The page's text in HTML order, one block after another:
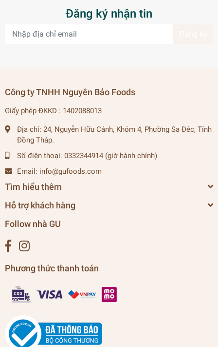
Đăng ký nhận tin
Công ty TNHH Nguyên Bảo Foods
Giấy phép ĐKKD : 1402088013
Địa chỉ: 24, Nguyễn Hữu Cảnh, Khóm 4, Phường Sa Đéc, Tỉnh
Đồng Tháp.
Số điện thoại: 0332344914 (giờ hành chính)
Email: info@gufoods.com
Tìm hiểu thêm
Hỗ trợ khách hàng
Follow nhà GU
Phương thức thanh toán